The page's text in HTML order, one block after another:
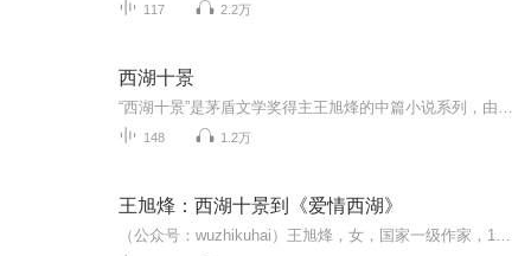
117 2.2万
西湖十景
148 1.2万
王旭烽：西湖十景到《爱情西湖》